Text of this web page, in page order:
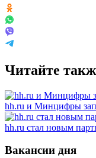
Читайте
hh.ru и Минцифры
hh.ru стал новым
Вакансии дня